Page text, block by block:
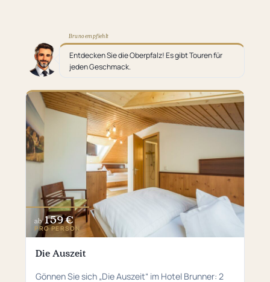
Bruno empfiehlt
Entdecken Sie die Oberpfalz! Es gibt Touren für
jeden Geschmack.
ab 159 €
PRO PERSON
Die Auszeit
Gönnen Sie sich „Die Auszeit“ im Hotel Brunner: 2